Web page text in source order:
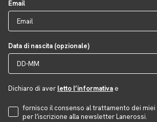
Email
Data di nascita (opzionale)
Dichiaro di aver letto l’informativa e
Accettazione Privacy
fornisco il consenso al trattamento dei
per l’iscrizione alla newsletter Lanerossi.